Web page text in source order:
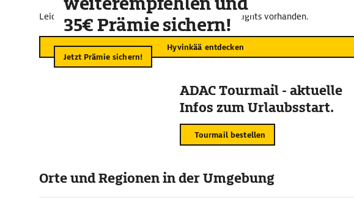
Leider sind für diesen Kartenausschnitt keine Highlights vorhanden.
Hyvinkää entdecken
35€ Prämie sichern!
Jetzt Prämie sichern!
ADAC Tourmail - aktuelle
Infos zum Urlaubsstart.
Tourmail bestellen
Orte und Regionen in der Umgebung